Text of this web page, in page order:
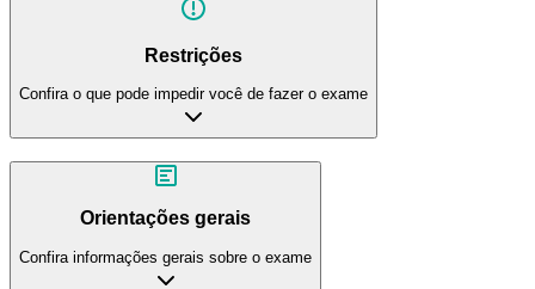
Restrições
Confira o que pode impedir você de fazer o exame
Orientações gerais
Confira informações gerais sobre o exame